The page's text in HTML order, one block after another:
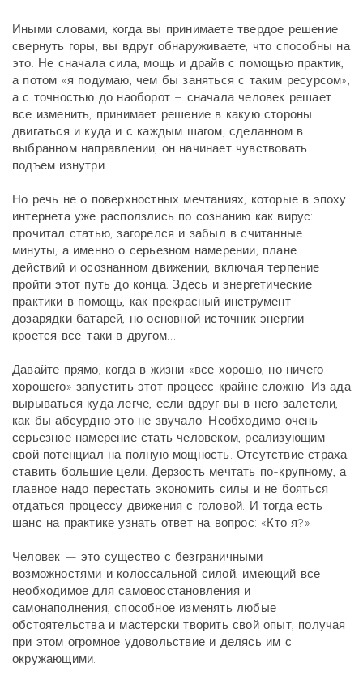
Иными словами, когда вы принимаете твердое решение
свернуть горы, вы вдруг обнаруживаете, что способны на
это. Не сначала сила, мощь и драйв с помощью практик,
а потом «я подумаю, чем бы заняться с таким ресурсом»,
а с точностью до наоборот – сначала человек решает
все изменить, принимает решение в какую стороны
двигаться и куда и с каждым шагом, сделанном в
выбранном направлении, он начинает чувствовать
подъем изнутри.
Но речь не о поверхностных мечтаниях, которые в эпоху
интернета уже расползлись по сознанию как вирус:
прочитал статью, загорелся и забыл в считанные
минуты, а именно о серьезном намерении, плане
действий и осознанном движении, включая терпение
пройти этот путь до конца. Здесь и энергетические
практики в помощь, как прекрасный инструмент
дозарядки батарей, но основной источник энергии
кроется все-таки в другом…
Давайте прямо, когда в жизни «все хорошо, но ничего
хорошего» запустить этот процесс крайне сложно. Из ада
вырываться куда легче, если вдруг вы в него залетели,
как бы абсурдно это не звучало. Необходимо очень
серьезное намерение стать человеком, реализующим
свой потенциал на полную мощность. Отсутствие страха
ставить большие цели. Дерзость мечтать по-крупному, а
главное надо перестать экономить силы и не бояться
отдаться процессу движения с головой. И тогда есть
шанс на практике узнать ответ на вопрос: «Кто я?»
Человек — это существо с безграничными
возможностями и колоссальной силой, имеющий все
необходимое для самовосстановления и
самонаполнения, способное изменять любые
обстоятельства и мастерски творить свой опыт, получая
при этом огромное удовольствие и делясь им с
окружающими.